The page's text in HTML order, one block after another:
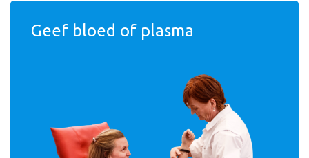
Geef bloed of plasma